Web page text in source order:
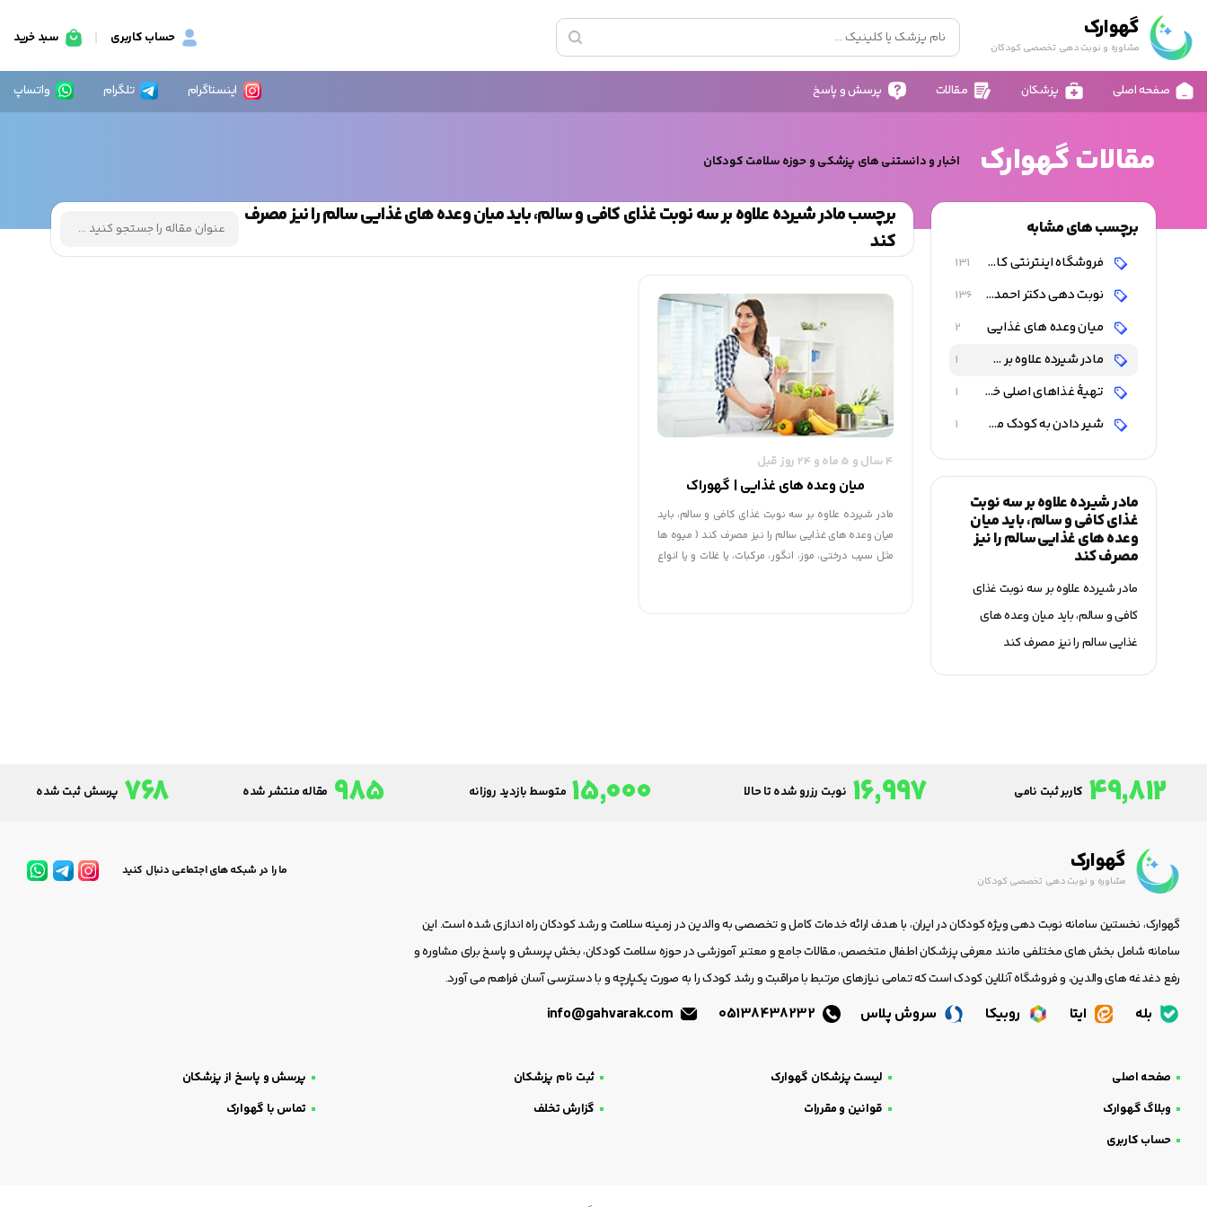
گهوارک
مشاوره و نوبت دهی تخصصی کودکان
حساب کاربری سبد خرید
صفحه اصلی پزشکان مقالات پرسش و پاسخ اینستاگرام تلگرام واتساپ
مقالات گهوارک اخبار و دانستنی های پزشکی و حوزه سلامت کودکان
برچسب های مشابه
فروشگاه اینترنتی کالای کودک و نوزاد 131
نوبت دهی دکتر احمد شاه فرهت 136
میان وعده های غذایی 2
مادر شیرده علاوه بر سه نوبت غذای کافی و سالم، باید میان وعده های غذایی سالم را نیز مصرف کند 1
تهیۀ غذاهای اصلی خوب و سالم و میان وعده های غذایی 1
شیر دادن به کودک موجب می شود که وزن مادر کم شود 1
مادر شیرده علاوه بر سه نوبت
غذای کافی و سالم، باید میان
وعده های غذایی سالم را نیز
مصرف کند
مادر شیرده علاوه بر سه نوبت غذای
کافی و سالم، باید میان وعده های
غذایی سالم را نیز مصرف کند
برچسب مادر شیرده علاوه بر سه نوبت غذای کافی و سالم، باید میان وعده های غذایی سالم را نیز مصرف
کند
4 سال و 5 ماه و 24 روز قبل
میان وعده های غذایی | گهوراک
مادر شیرده علاوه بر سه نوبت غذای کافی و سالم، باید
میان وعده های غذایی سالم را نیز مصرف کند ( میوه ها
مثل سیب درختی، موز، انگور، مرکبات، یا غلات و یا انواع
49,812 کاربر ثبت نامی 16,997 نوبت رزرو شده تا حالا 15,000 متوسط بازدید روزانه 985 مقاله منتشر شده 768 پرسش ثبت شده
گهوارک
مشاوره و نوبت دهی تخصصی کودکان
ما را در شبکه های اجتماعی دنبال کنید
گهوارک، نخستین سامانه نوبت دهی ویژه کودکان در ایران، با هدف ارائه خدمات کامل و تخصصی به والدین در زمینه سلامت و رشد کودکان راه اندازی شده است. این
سامانه شامل بخش های مختلفی مانند معرفی پزشکان اطفال متخصص، مقالات جامع و معتبر آموزشی در حوزه سلامت کودکان، بخش پرسش و پاسخ برای مشاوره و
رفع دغدغه های والدین، و فروشگاه آنلاین کودک است که تمامی نیازهای مرتبط با مراقبت و رشد کودک را به صورت یکپارچه و با دسترسی آسان فراهم می آورد.
بله ایتا روبیکا سروش پلاس
صفحه اصلی لیست پزشکان گهوارک ثبت نام پزشکان
پرسش و پاسخ از پزشکان
وبلاگ گهوارک
قوانین و مقررات گزارش تخلف
تماس با گهوارک
حساب کاربری